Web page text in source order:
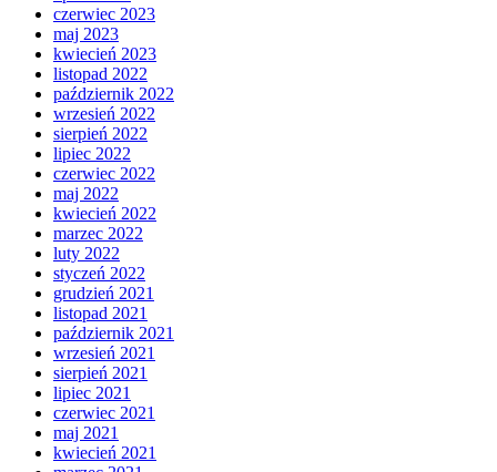
czerwiec 2023
maj 2023
kwiecień 2023
listopad 2022
październik 2022
wrzesień 2022
sierpień 2022
lipiec 2022
czerwiec 2022
maj 2022
kwiecień 2022
marzec 2022
luty 2022
styczeń 2022
grudzień 2021
listopad 2021
październik 2021
wrzesień 2021
sierpień 2021
lipiec 2021
czerwiec 2021
maj 2021
kwiecień 2021